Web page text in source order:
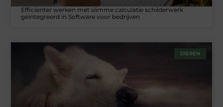
Efficiënter werken met slimme calculatie schilderwerk
geïntegreerd in Software voor bedrijven
DIEREN